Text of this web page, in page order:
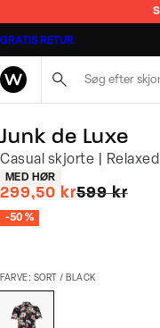
GRATIS RETUR
Junk de Luxe
Casual skjorte |
Produkt egenskaber
MED HØR
299,50 krI alt (uden
599 kr
-50 %
FARVE: SORT / BLACK